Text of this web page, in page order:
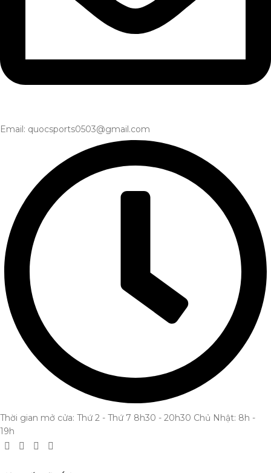
Email: quocsports0503@gmail.com
Thời gian mở cửa: Thứ 2 - Thứ 7 8h30 - 20h30 Chủ Nhật: 8h -
19h